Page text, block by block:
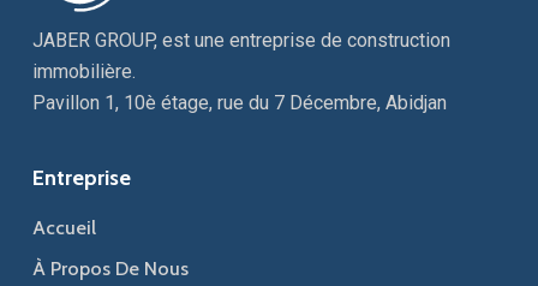
JABER GROUP, est une entreprise de construction
immobilière.
Pavillon 1, 10è étage, rue du 7 Décembre, Abidjan
Entreprise
Accueil
À Propos De Nous